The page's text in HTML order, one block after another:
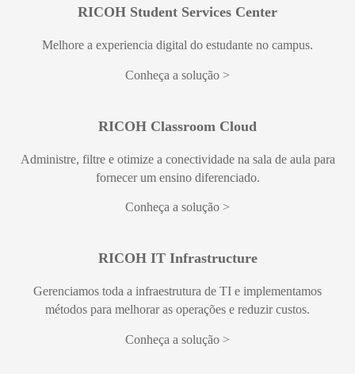
RICOH Student Services Center
Melhore a experiencia digital do estudante no campus.
Conheça a solução
RICOH Classroom Cloud
Administre, filtre e otimize a conectividade na sala de aula para
fornecer um ensino diferenciado.
Conheça a solução
RICOH IT Infrastructure
Gerenciamos toda a infraestrutura de TI e implementamos
métodos para melhorar as operações e reduzir custos.
Conheça a solução